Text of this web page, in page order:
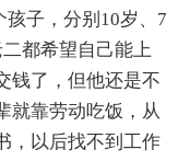
子，分别10岁、7
都希望自己能上
钱了，但他还是不
就靠劳动吃饭，从
，以后找不到工作